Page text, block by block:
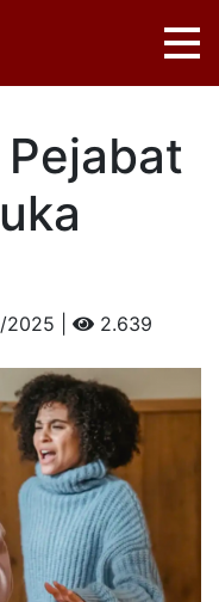
2025 | 2.639